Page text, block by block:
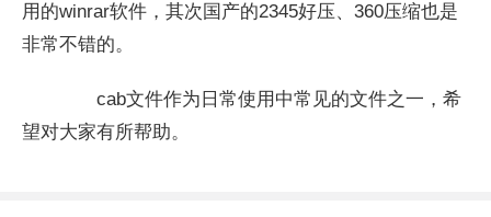
用的winrar软件，其次国产的2345好压、360压缩也是
非常不错的。
cab文件作为日常使用中常见的文件之一，希
望对大家有所帮助。